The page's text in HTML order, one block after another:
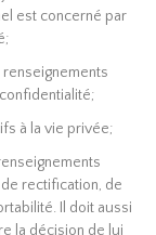
est concerné par
à la vie privée;
rectification, de
Il doit aussi
la décision de lui